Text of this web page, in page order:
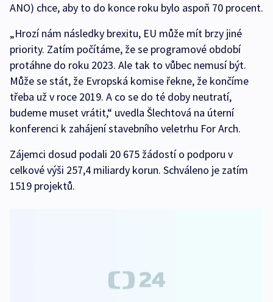
ANO) chce, aby to do konce roku bylo aspoň 70 procent.
„Hrozí nám následky brexitu, EU může mít brzy jiné
priority. Zatím počítáme, že se programové období
protáhne do roku 2023. Ale tak to vůbec nemusí být.
Může se stát, že Evropská komise řekne, že končíme
třeba už v roce 2019. A co se do té doby neutratí,
budeme muset vrátit,“ uvedla Šlechtová na úterní
konferenci k zahájení stavebního veletrhu For Arch.
Zájemci dosud podali 20 675 žádostí o podporu v
celkové výši 257,4 miliardy korun. Schváleno je zatím
1519 projektů.